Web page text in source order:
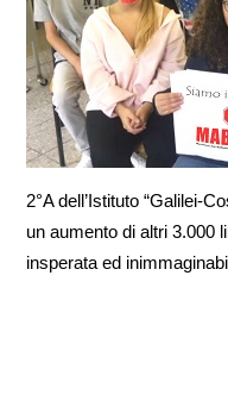
2°A dell’Istituto “Galilei-
un aumento di altri 3.000
insperata ed